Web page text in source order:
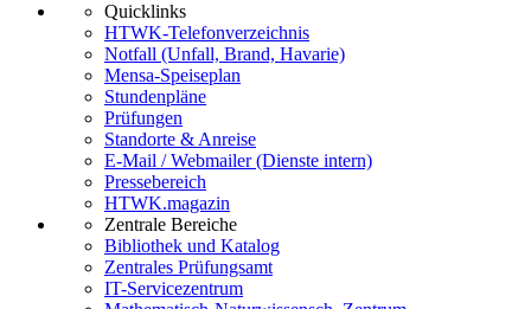
Quicklinks
HTWK-Telefonverzeichnis
Notfall (Unfall, Brand, Havarie)
Mensa-Speiseplan
Stundenpläne
Prüfungen
Standorte & Anreise
E-Mail / Webmailer (Dienste intern)
Pressebereich
HTWK.magazin
Zentrale Bereiche
Bibliothek und Katalog
Zentrales Prüfungsamt
IT-Servicezentrum